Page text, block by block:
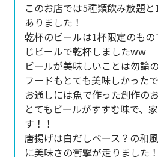
このお店では5種類飲み放題
ありました！
乾杯のビールは1杯限定のも
じビールで乾杯しましたww
ビールが美味しいことは勿論
フードもとても美味しかったで
お通しには魚で作った創作の
とてもビールがすすむ味で、
す！！
唐揚げは白だしベース？の和
に美味さの衝撃が走りました！